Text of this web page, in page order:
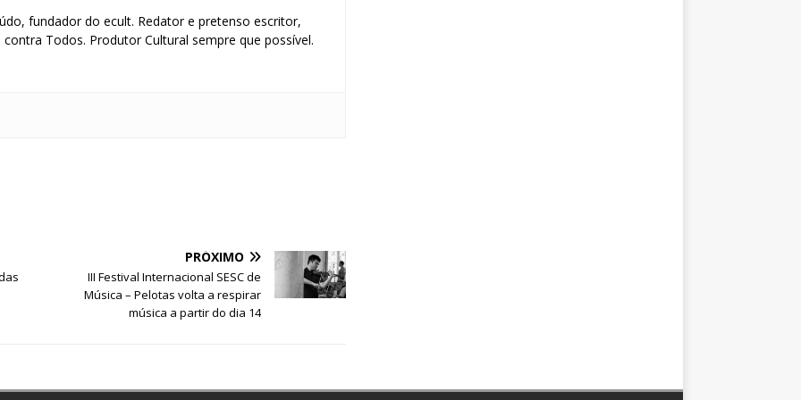
fundador do ecult. Redator e pretenso escritor,
Todos. Produtor Cultural sempre que possível.
PRÓXIMO
III Festival Internacional SESC de
Música – Pelotas volta a respirar
música a partir do dia 14